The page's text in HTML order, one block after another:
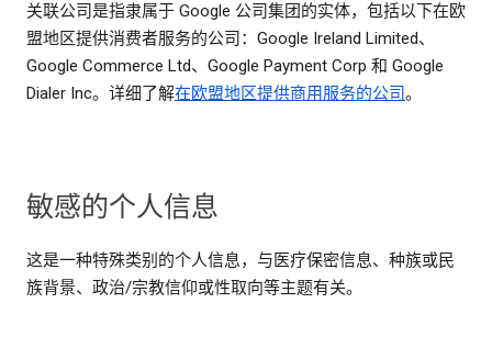
关联公司是指隶属于 Google 公司集团的实体，包括以下在欧
盟地区提供消费者服务的公司：Google Ireland Limited、
Google Commerce Ltd、Google Payment Corp 和 Google
Dialer Inc。详细了解在欧盟地区提供商用服务的公司。
敏感的个人信息
这是一种特殊类别的个人信息，与医疗保密信息、种族或民
族背景、政治/宗教信仰或性取向等主题有关。